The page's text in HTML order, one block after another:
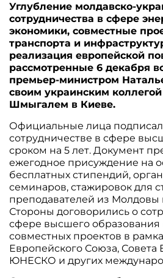
Углубление молдавско-
сотрудничества в сфере
экономики, совместные
транспорта и
реализация европейской
рассмотренные 6 декабря
премьер-министром
своим украинским
Шмыгалем в Киеве.
Официальные лица
сотрудничестве в сфере
сроком на 5 лет. Документ
ежегодное присуждение на
бесплатных стипендий,
семинаров, стажировок для
преподавателей из Молдовы
Стороны договорились о
сфере высшего образования
совместных проектов в
Европейского Союза,
ЮНЕСКО и других